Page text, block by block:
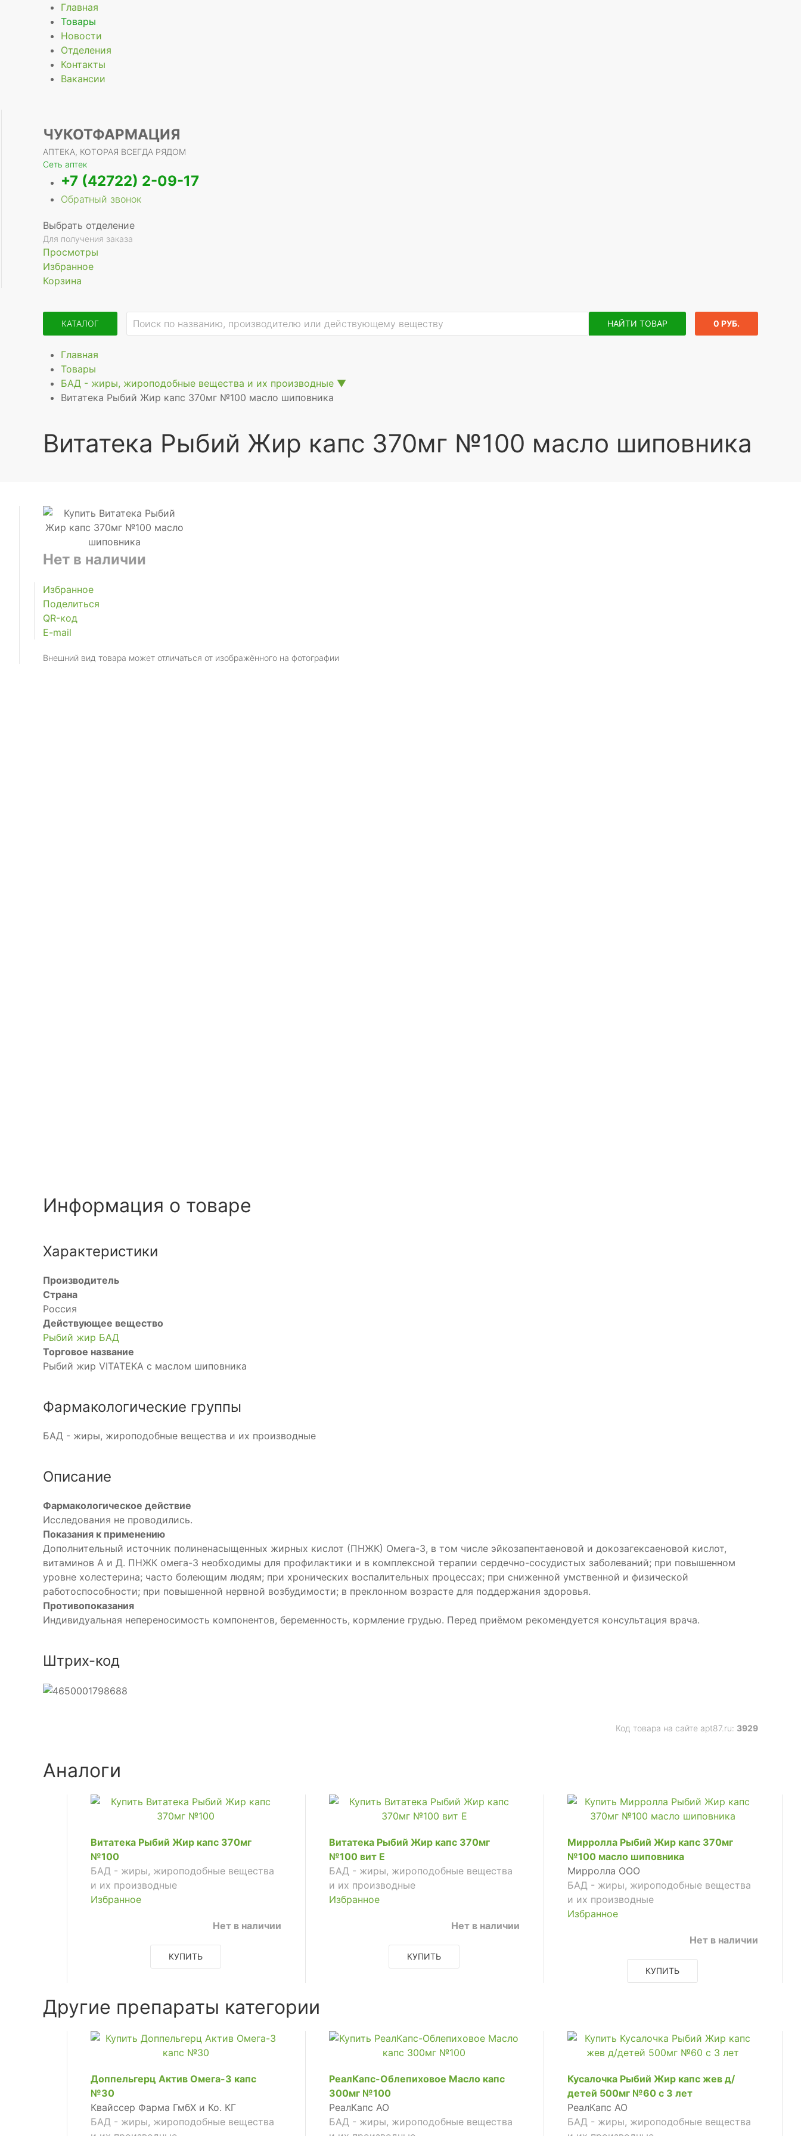
Главная
Товары
Новости
Отделения
Контакты
Вакансии
ЧУКОТФАРМАЦИЯ
АПТЕКА, КОТОРАЯ ВСЕГДА РЯДОМ
Сеть аптек
+7 (42722) 2-09-17
Обратный звонок
Выбрать отделение
Для получения заказа
Просмотры
Избранное
Корзина
КАТАЛОГ НАЙТИ ТОВАР 0 РУБ.
Главная
Товары
БАД - жиры, жироподобные вещества и их производные ▼
Витатека Рыбий Жир капс 370мг №100 масло шиповника
Витатека Рыбий Жир капс 370мг №100 масло шиповника
Нет в наличии
Избранное
Поделиться
QR-код
E-mail
Внешний вид товара может отличаться от изображённого на фотографии
Информация о товаре
Характеристики
Производитель
Страна
Россия
Действующее вещество
Рыбий жир БАД
Торговое название
Рыбий жир VITATEKA с маслом шиповника
Фармакологические группы
БАД - жиры, жироподобные вещества и их производные
Описание
Фармакологическое действие
Исследования не проводились.
Показания к применению
Дополнительный источник полиненасыщенных жирных кислот (ПНЖК) Омега-3, в том числе эйкозапентаеновой и докозагексаеновой кислот,
витаминов А и Д. ПНЖК омега-3 необходимы для профилактики и в комплексной терапии сердечно-сосудистых заболеваний; при повышенном
уровне холестерина; часто болеющим людям; при хронических воспалительных процессах; при сниженной умственной и физической
работоспособности; при повышенной нервной возбудимости; в преклонном возрасте для поддержания здоровья.
Противопоказания
Индивидуальная непереносимость компонентов, беременность, кормление грудью. Перед приёмом рекомендуется консультация врача.
Штрих-код
Код товара на сайте apt87.ru: 3929
Аналоги
Витатека Рыбий Жир капс 370мг
№100
БАД - жиры, жироподобные вещества
и их производные
Избранное
Нет в наличии
КУПИТЬ
Витатека Рыбий Жир капс 370мг
№100 вит E
БАД - жиры, жироподобные вещества
и их производные
Избранное
Нет в наличии
КУПИТЬ
Мирролла Рыбий Жир капс 370мг
№100 масло шиповника
Мирролла ООО
БАД - жиры, жироподобные вещества
и их производные
Избранное
Нет в наличии
КУПИТЬ
Другие препараты категории
Доппельгерц Актив Омега-3 капс
№30
Квайссер Фарма ГмбХ и Ко. КГ
БАД - жиры, жироподобные вещества
РеалКапс-Облепиховое Масло капс
300мг №100
РеалКапс АО
БАД - жиры, жироподобные вещества
Кусалочка Рыбий Жир капс жев д/
детей 500мг №60 с 3 лет
РеалКапс АО
БАД - жиры, жироподобные вещества